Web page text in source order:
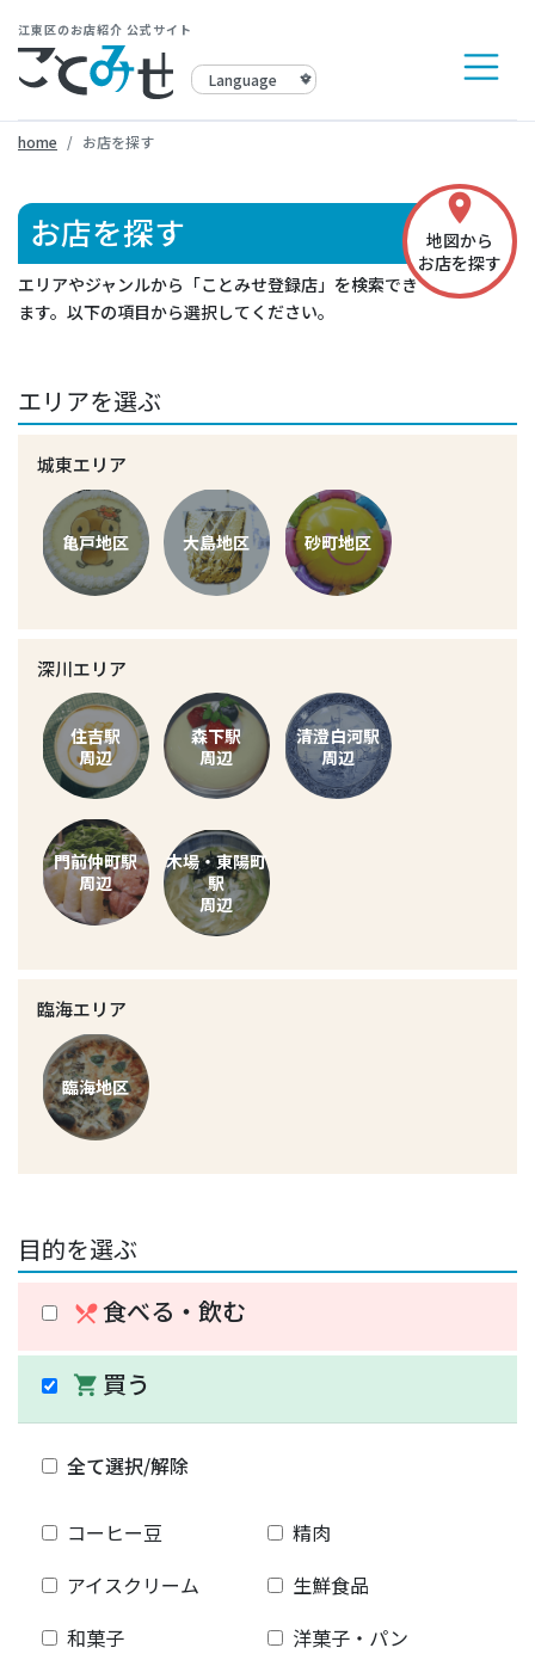
江東区のお店紹介 公式サイト
home お店を探す
お店を探す
エリアやジャンルから「ことみせ登録店」を検索でき
ます。以下の項目から選択してください。
place
地図から
お店を探す
エリアを選ぶ
城東エリア
亀戸地区 大島地区 砂町地区
深川エリア
住吉駅
周辺
森下駅
周辺
清澄白河駅
周辺
門前仲町駅
周辺
木場・東陽町
駅
周辺
臨海エリア
臨海地区
目的を選ぶ
restaurant_menu食べる・飲む
shopping_cart 買う
全て選択/解除
コーヒー豆
精肉
アイスクリーム
生鮮食品
和菓子
洋菓子・パン